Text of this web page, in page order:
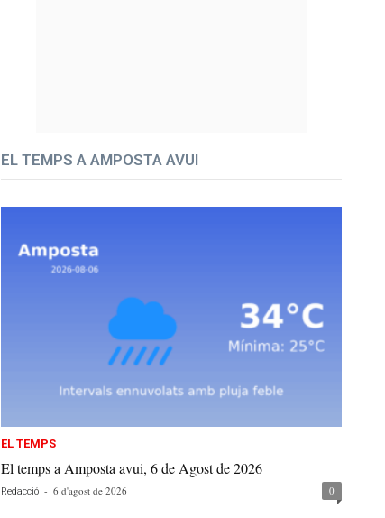
EL TEMPS A AMPOSTA AVUI
EL TEMPS
El temps a Amposta avui, 6 de Agost de 2026
Redacció - 6 d'agost de 2026 0